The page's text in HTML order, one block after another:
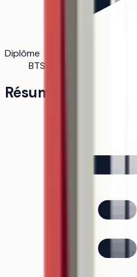
Diplôme
BTS
Résumé